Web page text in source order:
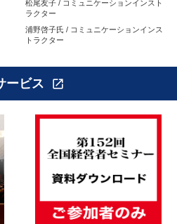
松尾友子 / コミュニケーションインスト
ラクター
浦野啓子氏 / コミュニケーションインス
トラクター
ービス open_in_new